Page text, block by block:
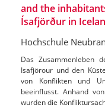
and the
Ísafjörður in
Hochschule
Das Zusammenleben
Isafjörour und den
von Konflikten und
beeinflusst. Anhand
wurden die